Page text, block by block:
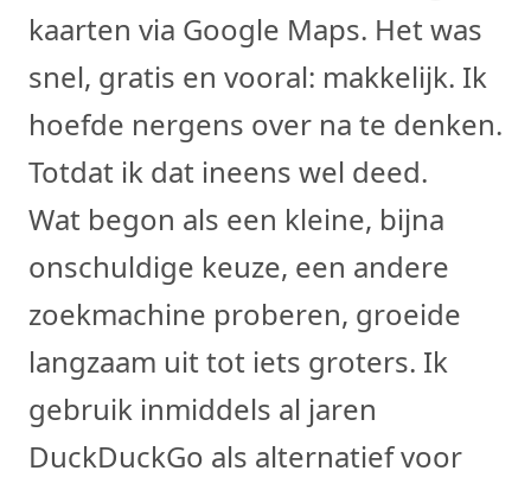
kaarten via Google Maps. Het was
snel, gratis en vooral: makkelijk. Ik
hoefde nergens over na te denken.
Totdat ik dat ineens wel deed.
Wat begon als een kleine, bijna
onschuldige keuze, een andere
zoekmachine proberen, groeide
langzaam uit tot iets groters. Ik
gebruik inmiddels al jaren
DuckDuckGo als alternatief voor